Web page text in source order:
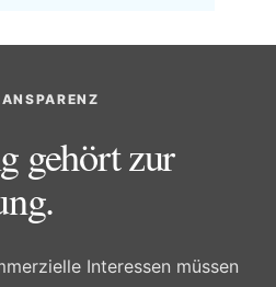
gehört zur
Interessen müssen